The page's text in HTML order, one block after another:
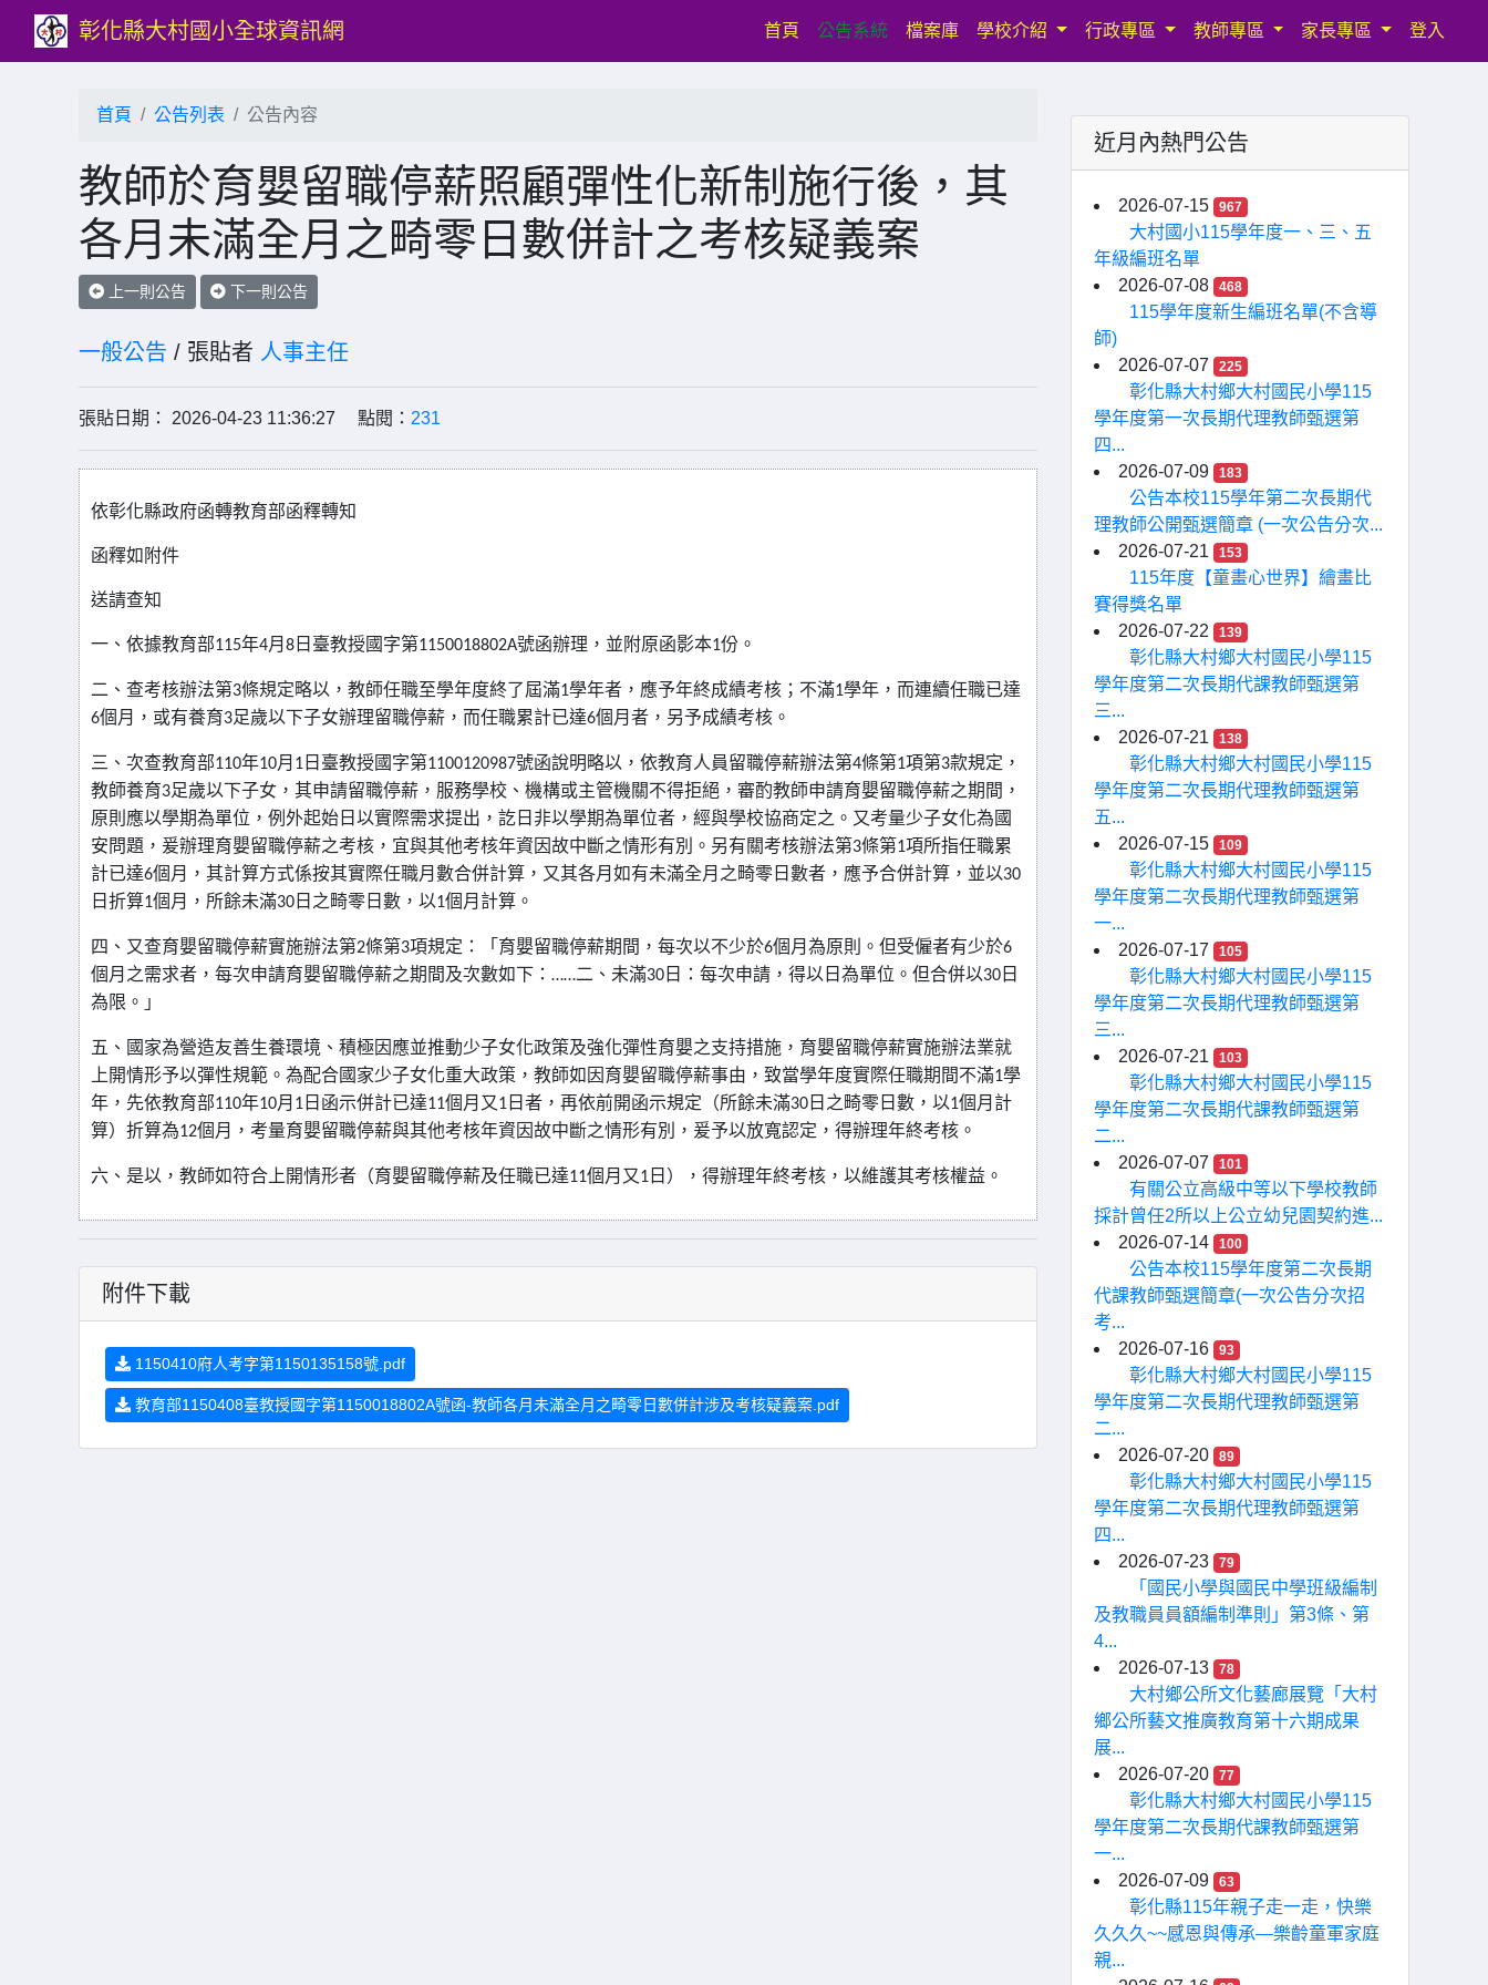
彰化縣大村國小全球資訊網 首頁 (current)
公告系統 檔案庫 學校介紹 行政專區 教師專區 家長專區 登入
首頁 公告列表 公告內容
教師於育嬰留職停薪照顧彈性化新制施行後，其
各月未滿全月之畸零日數併計之考核疑義案
上一則公告 下一則公告
一般公告 / 張貼者 人事主任
張貼日期： 2026-04-23 11:36:27 點閱： 231
依彰化縣政府函轉教育部函釋轉知
函釋如附件
送請查知
一、依據教育部115年4月 8 日臺教授國字第1150018802A號函辦理，並附原函影本1份。
二、查考核辦法第3條規定略以，教師任職至學年度終了屆滿1學年者，應予年終成績考核；不滿1學年，而連續任職已達
6個月，或有養育3足歲以下子女辦理留職停薪，而任職累計已達6個月者，另予成績考核。
三、次查教育部110年10月 1 日臺教授國字第1100120987號函說明略以，依教育人員留職停薪辦法第4條第1項第3款規定，
教師養育3足歲以下子女，其申請留職停薪，服務學校、機構或主管機關不得拒絕，審酌教師申請育嬰留職停薪之期間，
原則應以學期為單位，例外起始日以實際需求提出，訖日非以學期為單位者，經與學校協商定之。又考量少子女化為國
安問題，爰辦理育嬰留職停薪之考核，宜與其他考核年資因故中斷之情形有別。另有關考核辦法第3條第1項所指任職累
計已達6個月，其計算方式係按其實際任職月數合併計算，又其各月如有未滿全月之畸零日數者，應予合併計算，並以30
日折算1個月，所餘未滿30 日之畸零日數，以1個月計算。
四、又查育嬰留職停薪實施辦法第2條第3項規定：「育嬰留職停薪期間，每次以不少於6個月為原則。但受僱者有少於6
個月之需求者，每次申請育嬰留職停薪之期間及次數如下：……二、未滿30 日：每次申請，得以日為單位。但合併以30 日
為限。」
五、國家為營造友善生養環境、積極因應並推動少子女化政策及強化彈性育嬰之支持措施，育嬰留職停薪實施辦法業就
上開情形予以彈性規範。為配合國家少子女化重大政策，教師如因育嬰留職停薪事由，致當學年度實際任職期間不滿1學
年，先依教育部110年10月 1 日函示併計已達11個月又1 日者，再依前開函示規定（所餘未滿30 日之畸零日數，以1個月計
算）折算為12個月，考量育嬰留職停薪與其他考核年資因故中斷之情形有別，爰予以放寬認定，得辦理年終考核。
六、是以，教師如符合上開情形者（育嬰留職停薪及任職已達11個月又1 日），得辦理年終考核，以維護其考核權益。
附件下載
1150410府人考字第1150135158號.pdf
教育部1150408臺教授國字第1150018802A號函-教師各月未滿全月之畸零日數併計涉及考核疑義案.pdf
近月內熱門公告
2026-07-15 967
大村國小115學年度一、三、五
年級編班名單
2026-07-08
468
115學年度新生編班名單(不含導
師)
2026-07-07
225
彰化縣大村鄉大村國民小學115
學年度第一次長期代理教師甄選第
四...
2026-07-09
183
公告本校115學年第二次長期代
理教師公開甄選簡章 (一次公告分次...
2026-07-21
153
115年度【童畫心世界】繪畫比
賽得獎名單
2026-07-22
139
彰化縣大村鄉大村國民小學115
學年度第二次長期代課教師甄選第
三...
2026-07-21
138
彰化縣大村鄉大村國民小學115
學年度第二次長期代理教師甄選第
五...
2026-07-15
109
彰化縣大村鄉大村國民小學115
學年度第二次長期代理教師甄選第
一...
2026-07-17
105
彰化縣大村鄉大村國民小學115
學年度第二次長期代理教師甄選第
三...
2026-07-21
103
彰化縣大村鄉大村國民小學115
學年度第二次長期代課教師甄選第
二...
2026-07-07
101
有關公立高級中等以下學校教師
採計曾任2所以上公立幼兒園契約進...
2026-07-14
100
公告本校115學年度第二次長期
代課教師甄選簡章(一次公告分次招
考...
2026-07-16
93
彰化縣大村鄉大村國民小學115
學年度第二次長期代理教師甄選第
二...
2026-07-20
89
彰化縣大村鄉大村國民小學115
學年度第二次長期代理教師甄選第
四...
2026-07-23
79
「國民小學與國民中學班級編制
及教職員員額編制準則」第3條、第
4...
2026-07-13
78
大村鄉公所文化藝廊展覽「大村
鄉公所藝文推廣教育第十六期成果
展...
2026-07-20
77
彰化縣大村鄉大村國民小學115
學年度第二次長期代課教師甄選第
一...
2026-07-09
63
彰化縣115年親子走一走，快樂
久久久~~感恩與傳承—樂齡童軍家庭
親...